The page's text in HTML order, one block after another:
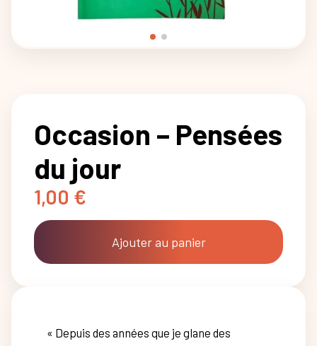
Occasion – Pensées
du jour
1,00 €
Ajouter au panier
« Depuis des années que je glane des